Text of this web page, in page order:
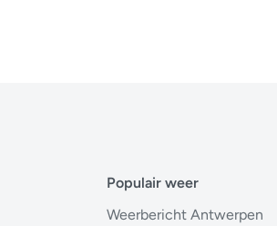
Populair weer
Weerbericht Antwerpen